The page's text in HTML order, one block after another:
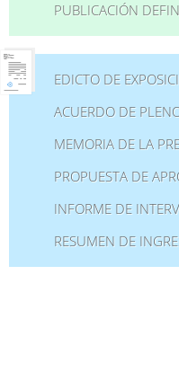
PUBLICACIÓN
EDICTO DE
ACUERDO DE
MEMORIA DE LA
PROPUESTA DE
INFORME DE
RESUMEN DE